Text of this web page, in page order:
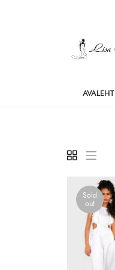
AVALEHT
Sold
out